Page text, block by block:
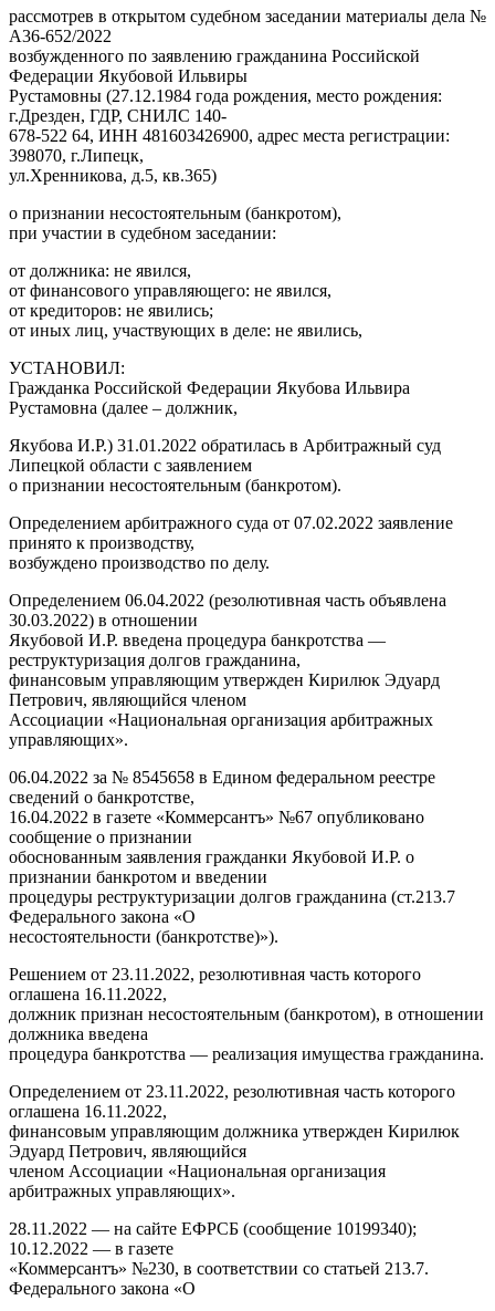
рассмотрев в открытом судебном заседании материалы дела №
А36-652/2022
возбужденного по заявлению гражданина Российской
Федерации Якубовой Ильвиры
Рустамовны (27.12.1984 года рождения, место рождения:
г.Дрезден, ГДР, СНИЛС 140-
678-522 64, ИНН 481603426900, адрес места регистрации:
398070, г.Липецк,
ул.Хренникова, д.5, кв.365)
о признании несостоятельным (банкротом),
при участии в судебном заседании:
от должника: не явился,
от финансового управляющего: не явился,
от кредиторов: не явились;
от иных лиц, участвующих в деле: не явились,
УСТАНОВИЛ:
Гражданка Российской Федерации Якубова Ильвира
Рустамовна (далее – должник,
Якубова И.Р.) 31.01.2022 обратилась в Арбитражный суд
Липецкой области с заявлением
о признании несостоятельным (банкротом).
Определением арбитражного суда от 07.02.2022 заявление
принято к производству,
возбуждено производство по делу.
Определением 06.04.2022 (резолютивная часть объявлена
30.03.2022) в отношении
Якубовой И.Р. введена процедура банкротства —
реструктуризация долгов гражданина,
финансовым управляющим утвержден Кирилюк Эдуард
Петрович, являющийся членом
Ассоциации «Национальная организация арбитражных
управляющих».
06.04.2022 за № 8545658 в Едином федеральном реестре
сведений о банкротстве,
16.04.2022 в газете «Коммерсантъ» №67 опубликовано
сообщение о признании
обоснованным заявления гражданки Якубовой И.Р. о
признании банкротом и введении
процедуры реструктуризации долгов гражданина (ст.213.7
Федерального закона «О
несостоятельности (банкротстве)»).
Решением от 23.11.2022, резолютивная часть которого
оглашена 16.11.2022,
должник признан несостоятельным (банкротом), в отношении
должника введена
процедура банкротства — реализация имущества гражданина.
Определением от 23.11.2022, резолютивная часть которого
оглашена 16.11.2022,
финансовым управляющим должника утвержден Кирилюк
Эдуард Петрович, являющийся
членом Ассоциации «Национальная организация
арбитражных управляющих».
28.11.2022 — на сайте ЕФРСБ (сообщение 10199340);
10.12.2022 — в газете
«Коммерсантъ» №230, в соответствии со статьей 213.7.
Федерального закона «О